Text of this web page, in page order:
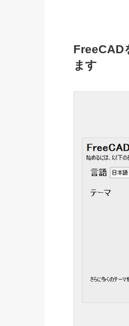
FreeCAD
ます